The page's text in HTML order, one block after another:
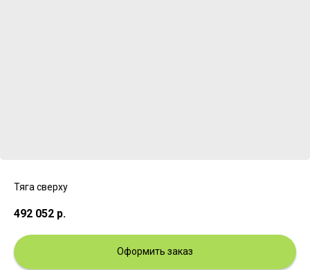
Тяга сверху
492 052 р.
Оформить заказ